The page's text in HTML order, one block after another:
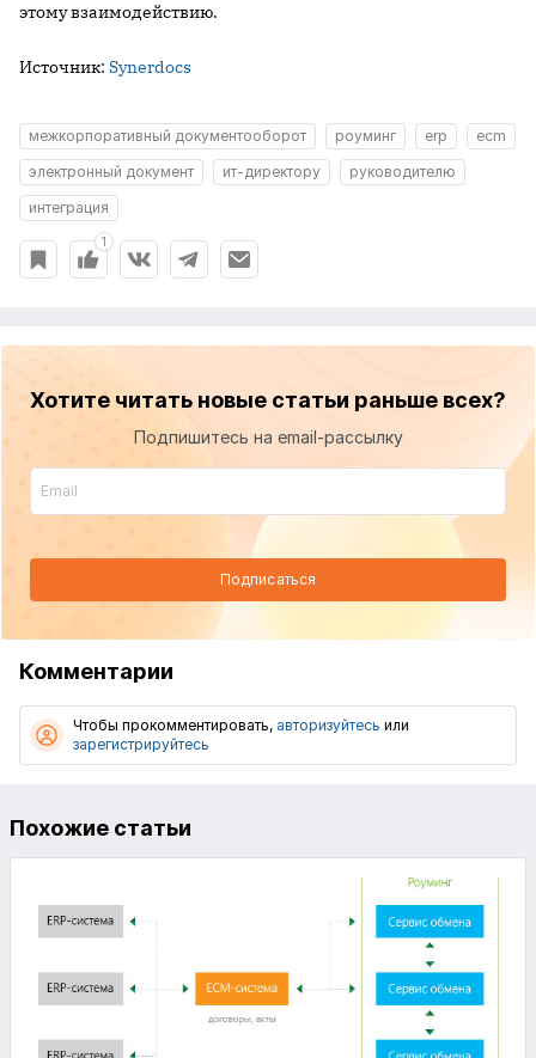
этому взаимодействию.
Источник: Synerdocs
межкорпоративный документооборот роуминг erp
ecm
электронный документ
ит-директору
руководителю
интеграция
1
Хотите читать новые статьи раньше всех?
Подпишитесь на email-рассылку
Подписаться
Комментарии
Чтобы прокомментировать, авторизуйтесь или
зарегистрируйтесь
Похожие статьи